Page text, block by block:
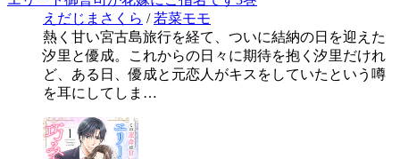
えだじまさくら / 若菜モモ
熱く甘い宮古島旅行を経て、ついに結納の日を迎えた
汐里と優成。これからの日々に期待を抱く汐里だけれ
ど、ある日、優成と元恋人がキスをしていたという噂
を耳にしてしま…